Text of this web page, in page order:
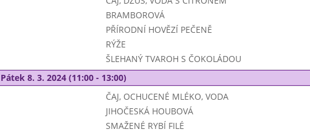
BRAMBOROVÁ
PŘÍRODNÍ HOVĚZÍ PEČENĚ
RÝŽE
ŠLEHANÝ TVAROH S ČOKOLÁDOU
Pátek 8. 3. 2024 (11:00 - 13:00)
ČAJ, OCHUCENÉ MLÉKO, VODA
JIHOČESKÁ HOUBOVÁ
SMAŽENÉ RYBÍ FILÉ